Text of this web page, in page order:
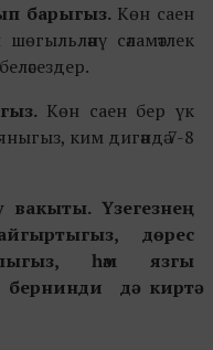
барыгыз. Көн саен
сәламәтлек
Көн саен бер үк
ким дигәндә 7-8
вакыты. Үзегезнең
дөрес
һәм язгы
бернинди дә киртә